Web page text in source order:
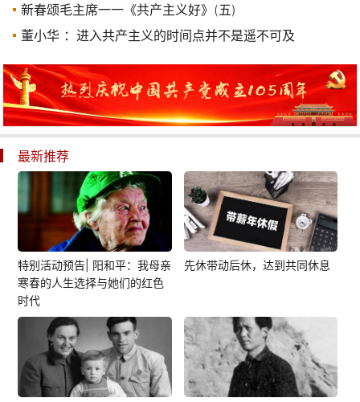
新春颂毛主席一一《共产主义好》(五)
董小华 ：进入共产主义的时间点并不是遥不可及
最新推荐
特别活动预告| 阳和平：我母亲
寒春的人生选择与她们的红色
时代
先休带动后休，达到共同休息